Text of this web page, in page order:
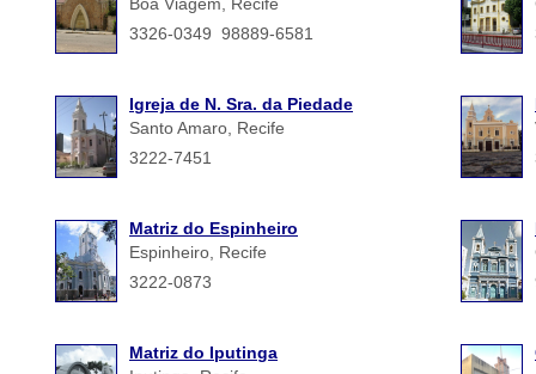
3326-0349 98889-6581
Igreja de N. Sra. da Piedade
Santo Amaro, Recife
3222-7451
Matriz do Espinheiro
Espinheiro, Recife
3222-0873
Matriz do Iputinga